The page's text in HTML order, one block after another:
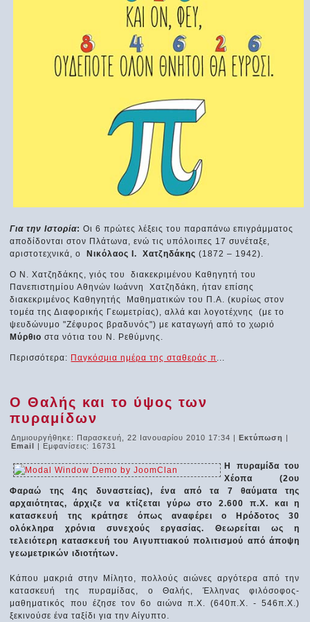
Για την Ιστορία: Οι 6 πρώτες λέξεις του παραπάνω επιγράμματος
αποδίδονται στον Πλάτωνα, ενώ τις υπόλοιπες 17 συνέταξε,
αριστοτεχνικά, ο
Νικόλαος Ι. Χατζηδάκης (1872 – 1942).
Ο Ν. Χατζηδάκης, γιός του διακεκριμένου Καθηγητή του
Πανεπιστημίου Αθηνών Ιωάννη Χατζηδάκη, ήταν επίσης
διακεκριμένος Καθηγητής Μαθηματικών του Π.Α. (κυρίως στον
τομέα της Διαφορικής Γεωμετρίας), αλλά και λογοτέχνης (με το
ψευδώνυμο "Ζέφυρος βραδυνός") με καταγωγή από το χωριό
Μύρθιο στα νότια του Ν. Ρεθύμνης.
Περισσότερα: Παγκόσμια ημέρα της σταθεράς π...
Ο Θαλής και το ύψος των
πυραμίδων
Δημιουργήθηκε: Παρασκευή, 22 Ιανουαρίου 2010 17:34 |Εκτύπωση |
Email | Εμφανίσεις: 16731
Η πυραμίδα του
Χέoπα (2ου
Φαραώ της 4ης δυναστείας), ένα από τα 7 θαύματα της
αρχαιότητας, άρχιζε να κτίζεται γύρω στο 2.600 π.Χ. και η
κατασκευή της κράτησε όπως αναφέρει ο Ηρόδοτος 30
ολόκληρα χρόνια συνεχούς εργασίας. Θεωρείται ως η
τελειότερη κατασκευή του Αιγυπτιακού πολιτισμού από άποψη
γεωμετρικών ιδιοτήτων.
Κάπου μακριά στην Μίλητο, πολλούς αιώνες αργότερα από την
κατασκευή της πυραμίδας, ο Θαλής, Έλληνας φιλόσοφος-
μαθηματικός που έζησε τον 6ο αιώνα π.Χ. (640π.Χ. - 546π.Χ.)
ξεκινούσε ένα ταξίδι για την Αίγυπτο.